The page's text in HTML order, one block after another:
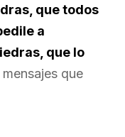
que todos
a
que lo
que